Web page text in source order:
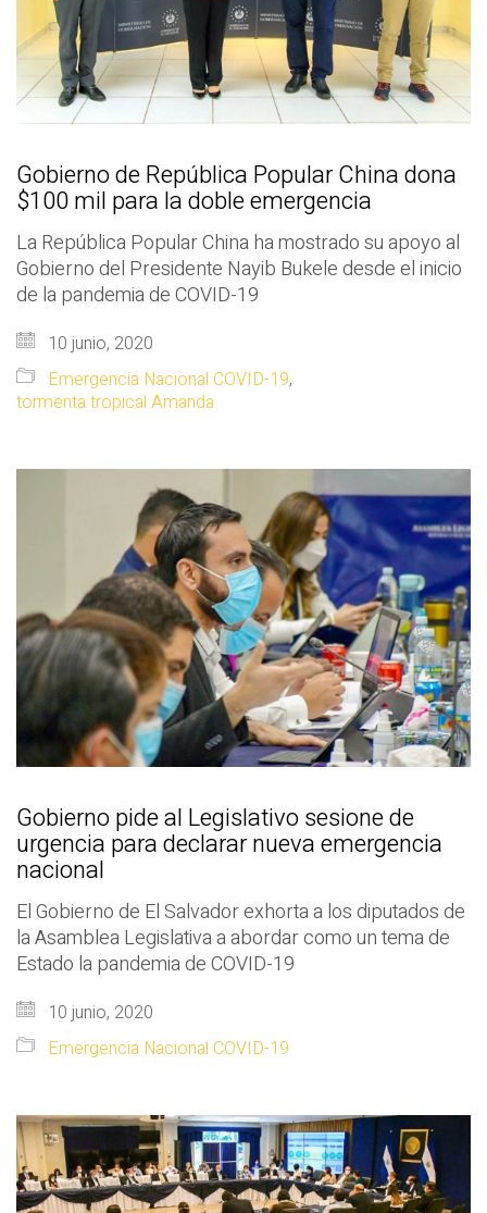
Gobierno de República Popular China dona
$100 mil para la doble emergencia
La República Popular China ha mostrado su apoyo al
Gobierno del Presidente Nayib Bukele desde el inicio
de la pandemia de COVID-19
10 junio, 2020
Emergencia Nacional COVID-19,
tormenta tropical Amanda
Gobierno pide al Legislativo sesione de
urgencia para declarar nueva emergencia
nacional
El Gobierno de El Salvador exhorta a los diputados de
la Asamblea Legislativa a abordar como un tema de
Estado la pandemia de COVID-19
10 junio, 2020
Emergencia Nacional COVID-19